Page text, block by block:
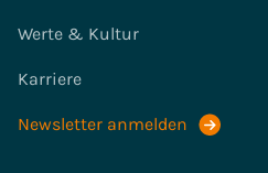
Werte & Kultur
Karriere
Newsletter anmelden